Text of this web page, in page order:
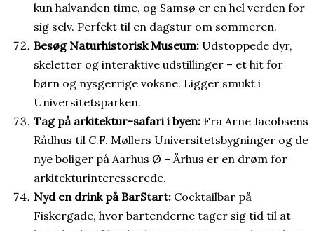
kun halvanden time, og Samsø er en hel verden for
sig selv. Perfekt til en dagstur om sommeren.
Besøg Naturhistorisk Museum: Udstoppede dyr,
skeletter og interaktive udstillinger – et hit for
børn og nysgerrige voksne. Ligger smukt i
Universitetsparken.
Tag på arkitektur-safari i byen: Fra Arne Jacobsens
Rådhus til C.F. Møllers Universitetsbygninger og de
nye boliger på Aarhus Ø – Århus er en drøm for
arkitekturinteresserede.
Nyd en drink på BarStart: Cocktailbar på
Fiskergade, hvor bartenderne tager sig tid til at